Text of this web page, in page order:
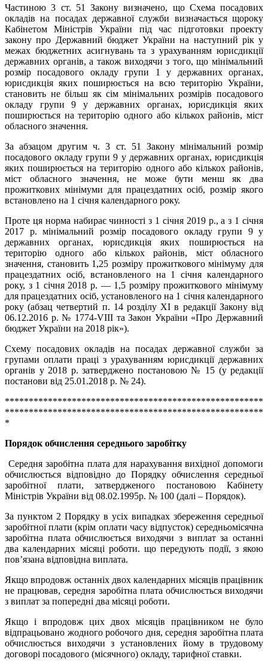
Частиною 3 ст. 51 Закону визначено, що Схема посадових
окладів на посадах державної служби визначається щороку
Кабінетом Міністрів України під час підготовки проекту
закону про Державний бюджет України на наступний рік у
межах бюджетних асигнувань та з урахуванням юрисдикції
державних органів, а також виходячи з того, що мінімальний
розмір посадового окладу групи 1 у державних органах,
юрисдикція яких поширюється на всю територію України,
становить не більш як сім мінімальних розмірів посадового
окладу групи 9 у державних органах, юрисдикція яких
поширюється на територію одного або кількох районів, міст
обласного значення.
За абзацом другим ч. 3 ст. 51 Закону мінімальний розмір
посадового окладу групи 9 у державних органах, юрисдикція
яких поширюється на територію одного або кількох районів,
міст обласного значення, не може бути менш як два
прожиткових мінімуми для працездатних осіб, розмір якого
встановлено на 1 січня календарного року.
Проте ця норма набирає чинності з 1 січня 2019 р., а з 1 січня
2017 р. мінімальний розмір посадового окладу групи 9 у
державних органах, юрисдикція яких поширюється на
територію одного або кількох районів, міст обласного
значення, становить 1,25 розміру прожиткового мінімуму для
працездатних осіб, встановленого на 1 січня календарного
року, з 1 січня 2018 р. — 1,5 розміру прожиткового мінімуму
для працездатних осіб, установленого на 1 січня календарного
року (абзац четвертий п. 14 розділу XI в редакції Закону від
06.12.2016 р. № 1774-VІІІ та Закон України «Про Державний
бюджет України на 2018 рік»).
Схему посадових окладів на посадах державної служби за
групами оплати праці з урахуванням юрисдикції державних
органів у 2018 р. затверджено постановою № 15 (у редакції
постанови від 25.01.2018 р. № 24).
******************************************************
******************************************************
*
Порядок обчислення середнього заробітку
Середня заробітна плата для нарахування вихідної допомоги
обчислюється відповідно до Порядку обчислення середньої
заробітної плати, затвердженого постановою Кабінету
Міністрів України від 08.02.1995р. № 100 (далі – Порядок).
За пунктом 2 Порядку в усіх випадках збереження середньої
заробітної плати (крім оплати часу відпусток) середньомісячна
заробітна плата обчислюється виходячи з виплат за останні
два календарних місяці роботи. що передують події, з якою
пов’язана відповідна виплата.
Якщо впродовж останніх двох календарних місяців працівник
не працював, середня заробітна плата обчислюється виходячи
з виплат за попередні два місяці роботи.
Якщо і впродовж цих двох місяців працівником не було
відпрацьовано жодного робочого дня, середня заробітна плата
обчислюється виходячи з установлених йому в трудовому
договорі посадового (місячного) окладу, тарифної ставки.